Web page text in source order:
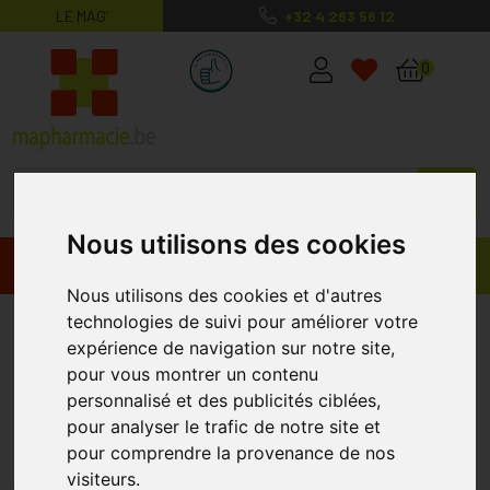
Nous utilisons des cookies
Nous utilisons des cookies et d'autres
technologies de suivi pour améliorer votre
expérience de navigation sur notre site,
pour vous montrer un contenu
personnalisé et des publicités ciblées,
pour analyser le trafic de notre site et
pour comprendre la provenance de nos
visiteurs.
LE MAG’ +32 4 263 56 12
MaPharmacie.be ma santé, mes
0
Épaississant lait bébé
Pourquoi utiliser un épaississant dans
le lait de bébé ?
Les régurgitations chez les nourrissons résultent généralement
de l'immaturité de leur sphincter œsophagien inférieur,